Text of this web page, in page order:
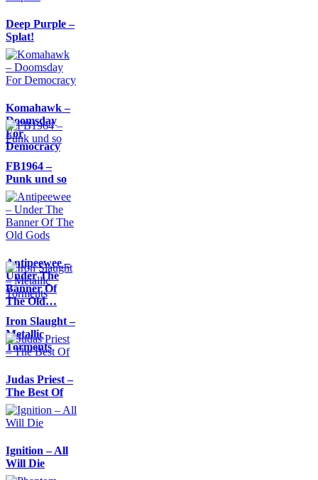
Deep Purple –
Splat!
Komahawk –
Doomsday
For
Democracy
FB1964 –
Punk und so
Antipeewee –
Under The
Banner Of
The Old…
Iron Slaught –
Metallic
Torments
Judas Priest –
The Best Of
Ignition – All
Will Die